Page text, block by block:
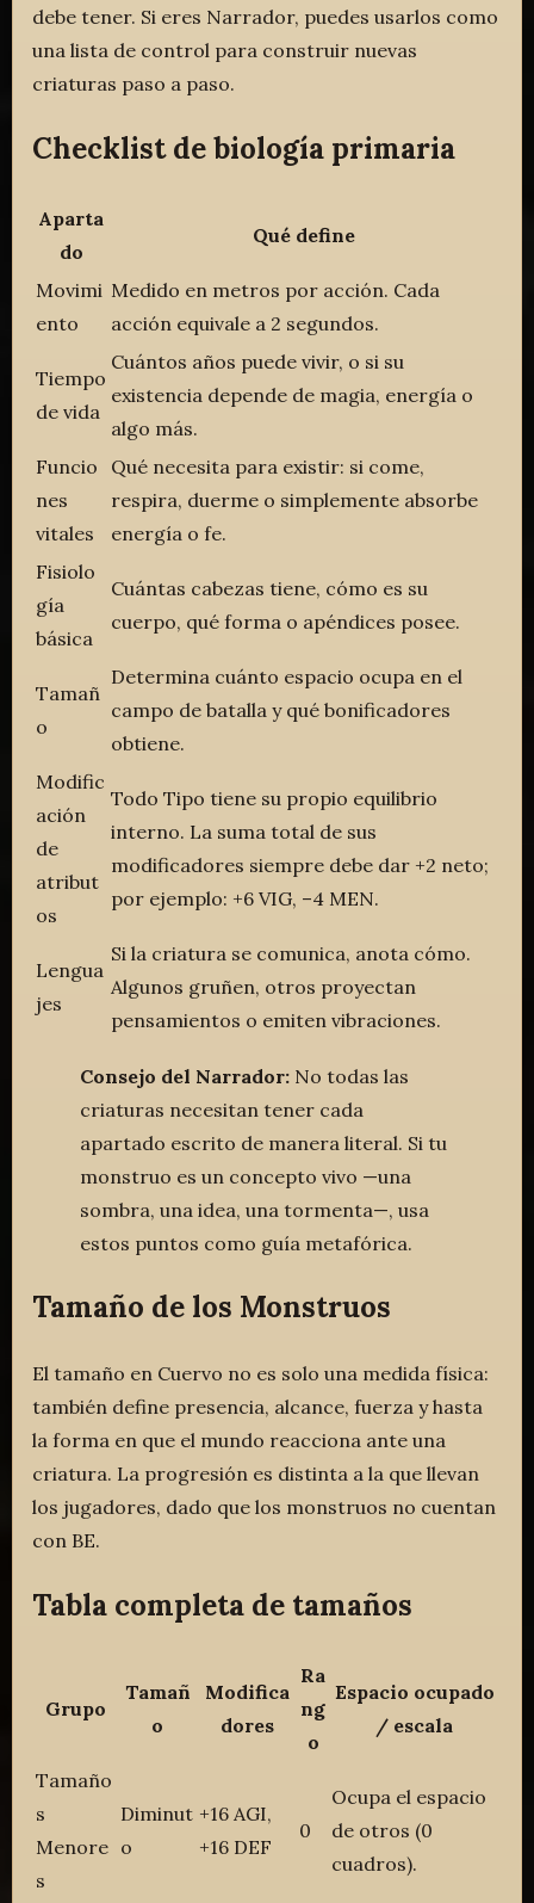
debe tener. Si eres Narrador, puedes usarlos como
una lista de control para construir nuevas
criaturas paso a paso.
Checklist de biología primaria
Aparta
do
Qué define
Movimi
ento
Medido en metros por acción. Cada
acción equivale a 2 segundos.
Tiempo
de vida
Cuántos años puede vivir, o si su
existencia depende de magia, energía o
algo más.
Funcio
nes
vitales
Qué necesita para existir: si come,
respira, duerme o simplemente absorbe
energía o fe.
Fisiolo
gía
básica
Cuántas cabezas tiene, cómo es su
cuerpo, qué forma o apéndices posee.
Tamañ
o
Determina cuánto espacio ocupa en el
campo de batalla y qué bonificadores
obtiene.
Modific
ación
de
atribut
os
Todo Tipo tiene su propio equilibrio
interno. La suma total de sus
modificadores siempre debe dar +2 neto;
por ejemplo: +6 VIG, –4 MEN.
Lengua
jes
Si la criatura se comunica, anota cómo.
Algunos gruñen, otros proyectan
pensamientos o emiten vibraciones.
Consejo del Narrador: No todas las
criaturas necesitan tener cada
apartado escrito de manera literal. Si tu
monstruo es un concepto vivo —una
sombra, una idea, una tormenta—, usa
estos puntos como guía metafórica.
Tamaño de los Monstruos
El tamaño en Cuervo no es solo una medida física:
también define presencia, alcance, fuerza y hasta
la forma en que el mundo reacciona ante una
criatura. La progresión es distinta a la que llevan
los jugadores, dado que los monstruos no cuentan
con BE.
Tabla completa de tamaños
Grupo
Tamañ
o
Modifica
dores
Ra
ng
o
Espacio ocupado
/ escala
Tamaño
s
Menore
s
Diminut
o
+16 AGI,
+16 DEF
0
Ocupa el espacio
de otros (0
cuadros).